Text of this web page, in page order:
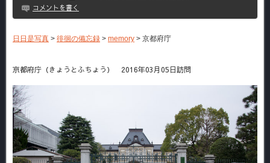
コメントを書く
日日是写真 > 徘徊の備忘録 > memory > 京都府庁
京都府庁（きょうとふちょう） 2016年03月05日訪問